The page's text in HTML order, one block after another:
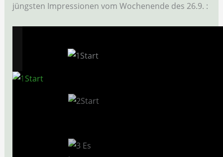
jüngsten Impressionen vom Wochenende des 26.9. :